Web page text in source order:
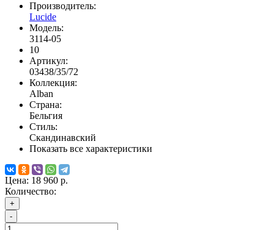
Производитель:
Lucide
Модель:
3114-05
10
Артикул:
03438/35/72
Коллекция:
Alban
Страна:
Бельгия
Стиль:
Скандинавский
Показать все характеристики
Цена: 18 960 р.
Количество:
+
-